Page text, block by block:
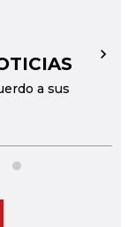
a sus
→